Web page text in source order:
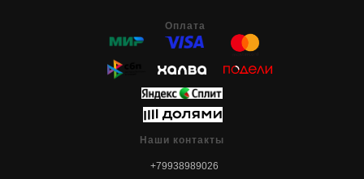
Оплата
Наши контакты
+79938989026